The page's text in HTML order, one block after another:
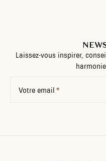
Laissez-vous inspirer,
Votre email